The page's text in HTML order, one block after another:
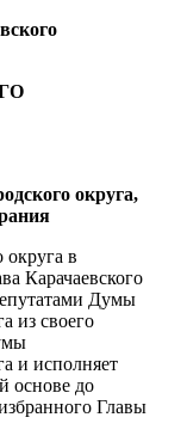
округа,
округа в
Карачаевского
Думы
из своего
и исполняет
основе до
Главы